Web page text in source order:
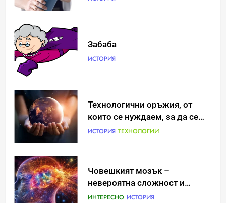
Забаба
ИСТОРИЯ
Технологични оръжия, от
които се нуждаем, за да се
борим с глобалното
ИСТОРИЯ ТЕХНОЛОГИИ
Човешкият мозък –
невероятна сложност и
възможност
ИНТЕРЕСНО ИСТОРИЯ
Идеи за съвременен дизайн
на баня
ИСТОРИЯ
Забаба
ИСТОРИЯ